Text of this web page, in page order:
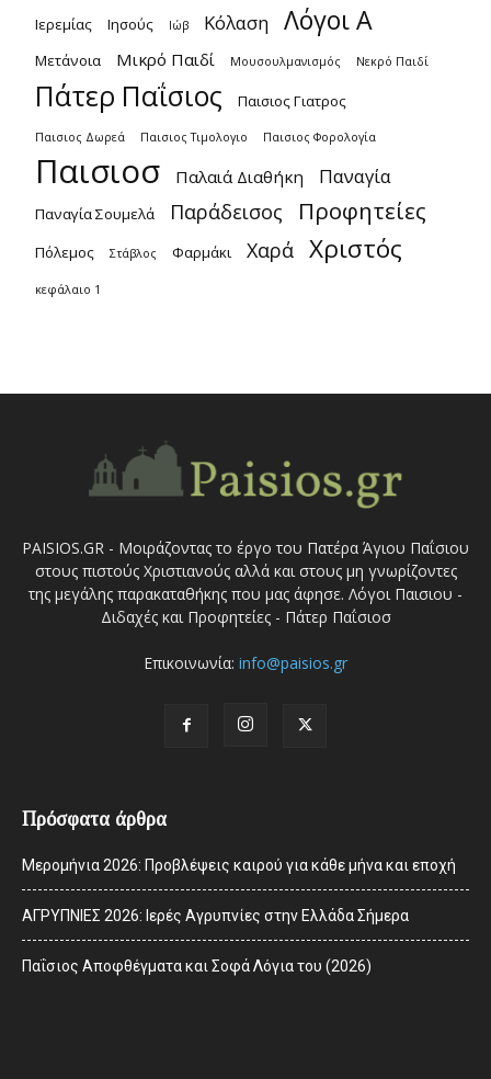
Ιερεμίας Ιησούς Ιώβ Κόλαση Λόγοι Α
Μετάνοια Μικρό Παιδί Μουσουλμανισμός Νεκρό Παιδί
Πάτερ Παΐσιος Παισιος Γιατρος
Παισιος Δωρεά Παισιος Τιμολογιο Παισιος Φορολογία
Παισιοσ Παλαιά Διαθήκη Παναγία
Παναγία Σουμελά Παράδεισος Προφητείες
Πόλεμος Στάβλος Φαρμάκι Χαρά Χριστός
κεφάλαιο 1
PAISIOS.GR - Μοιράζοντας το έργο του Πατέρα Άγιου Παΐσιου
στους πιστούς Χριστιανούς αλλά και στους μη γνωρίζοντες
της μεγάλης παρακαταθήκης που μας άφησε. Λόγοι Παισιου -
Διδαχές και Προφητείες - Πάτερ Παΐσιοσ
Επικοινωνία: info@paisios.gr
Πρόσφατα άρθρα
Μερομήνια 2026: Προβλέψεις καιρού για κάθε μήνα και εποχή
ΑΓΡΥΠΝΙΕΣ 2026: Ιερές Αγρυπνίες στην Ελλάδα Σήμερα
Παΐσιος Αποφθέγματα και Σοφά Λόγια του (2026)